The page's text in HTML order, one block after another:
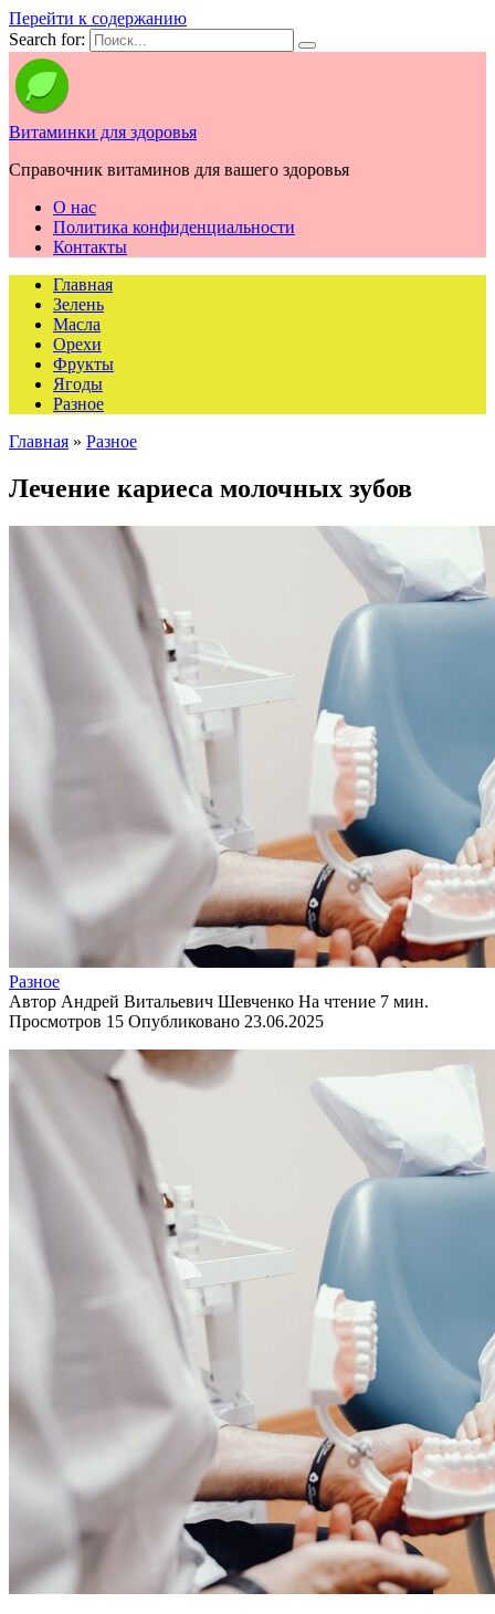
Перейти к содержанию
Search for:
Витаминки для здоровья
Справочник витаминов для вашего здоровья
О нас
Политика конфиденциальности
Контакты
Главная
Зелень
Масла
Орехи
Фрукты
Ягоды
Разное
Главная » Разное
Лечение кариеса молочных зубов
Разное
Автор Андрей Витальевич Шевченко На чтение 7 мин.
Просмотров 15 Опубликовано 23.06.2025